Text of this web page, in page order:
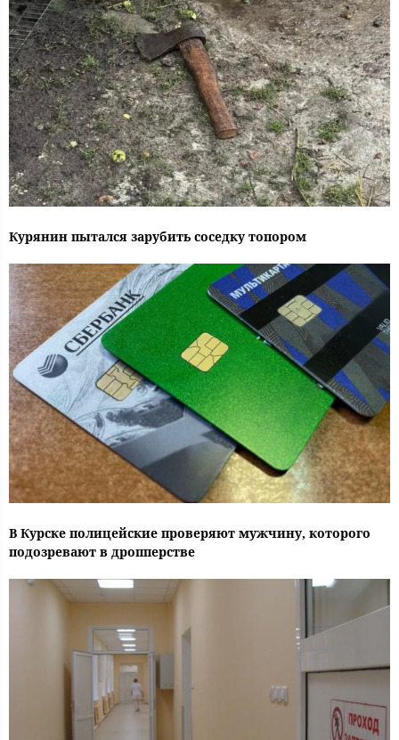
Курянин пытался зарубить соседку топором
В Курске полицейские проверяют мужчину, которого
подозревают в дропперстве